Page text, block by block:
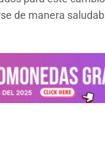
de manera